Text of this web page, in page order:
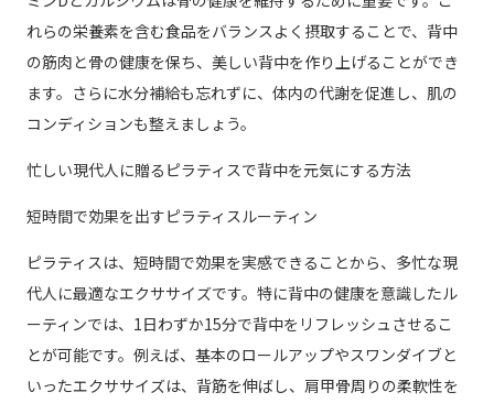
れらの栄養素を含む食品をバランスよく摂取することで、背中
の筋肉と骨の健康を保ち、美しい背中を作り上げることができ
ます。さらに水分補給も忘れずに、体内の代謝を促進し、肌の
コンディションも整えましょう。
忙しい現代人に贈るピラティスで背中を元気にする方法
短時間で効果を出すピラティスルーティン
ピラティスは、短時間で効果を実感できることから、多忙な現
代人に最適なエクササイズです。特に背中の健康を意識したル
ーティンでは、1日わずか15分で背中をリフレッシュさせるこ
とが可能です。例えば、基本のロールアップやスワンダイブと
いったエクササイズは、背筋を伸ばし、肩甲骨周りの柔軟性を